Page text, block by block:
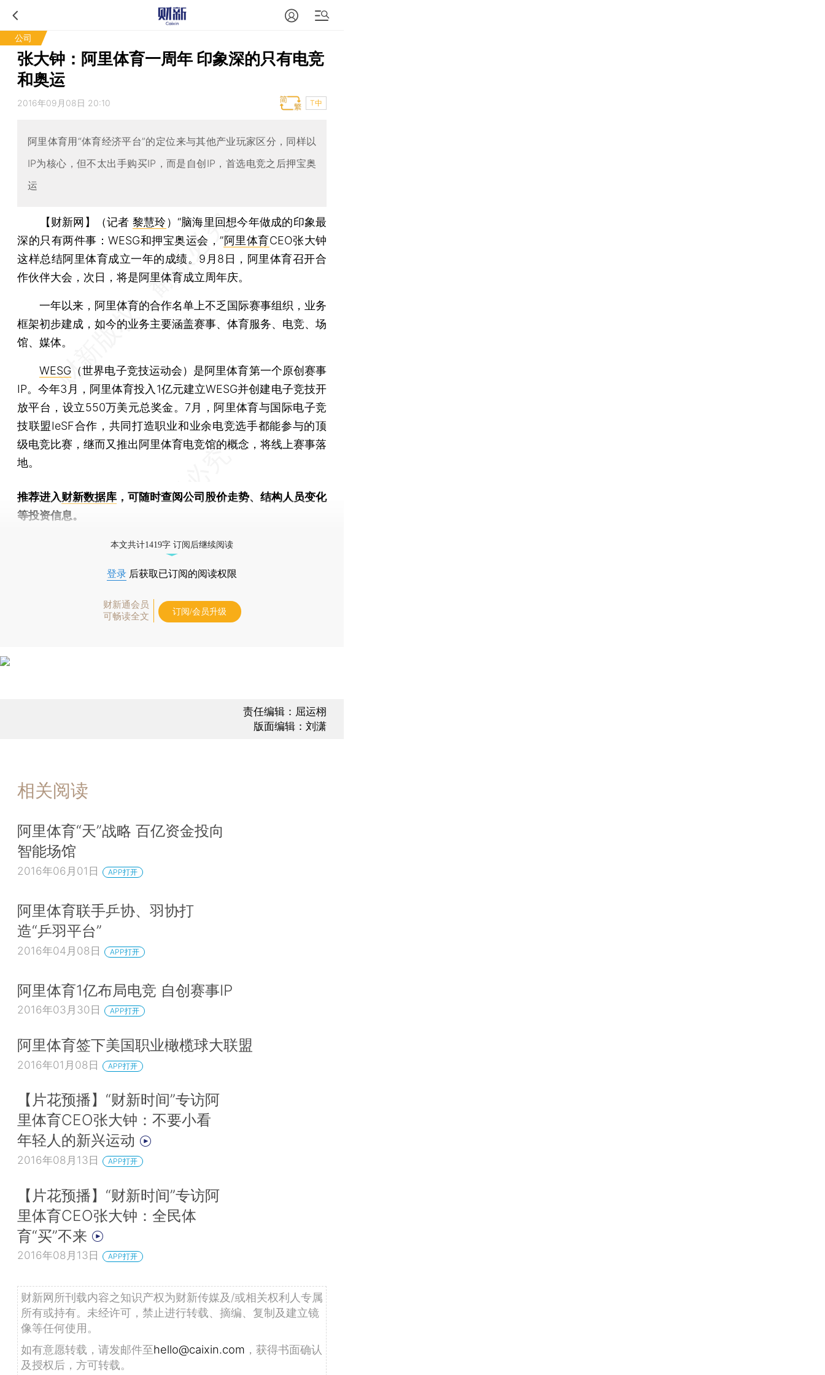
公司
张大钟：阿里体育一周年 印象深的只有电竞
和奥运
2016年09月08日 20:10 T中
阿里体育用“体育经济平台”的定位来与其他产业玩家区分，同样以
IP为核心，但不太出手购买IP，而是自创IP，首选电竞之后押宝奥
运
【财新网】（记者 黎慧玲 ） “脑海里回想今年做成的印象最
深的只有两件事：WESG和押宝奥运会，”阿里体育CEO张大钟
这样总结阿里体育成立一年的成绩。9月8日，阿里体育召开合
作伙伴大会，次日，将是阿里体育成立周年庆。
一年以来，阿里体育的合作名单上不乏国际赛事组织，业务
框架初步建成，如今的业务主要涵盖赛事、体育服务、电竞、场
馆、媒体。
WESG （世界电子竞技运动会）是阿里体育第一个原创赛事
IP。今年3月，阿里体育投入1亿元建立WESG并创建电子竞技开
放平台，设立550万美元总奖金。7月，阿里体育与国际电子竞
技联盟IeSF合作，共同打造职业和业余电竞选手都能参与的顶
级电竞比赛，继而又推出阿里体育电竞馆的概念，将线上赛事落
地。
推荐进入财新数据库 ，可随时查阅公司股价走势、结构人员变化
等投资信息。
本文共计1419字 订阅后继续阅读
登录 后获取已订阅的阅读权限
财新通会员
可畅读全文
订阅/会员升级
责任编辑：屈运栩
版面编辑：刘潇
相关阅读
阿里体育“天”战略 百亿资金投向
智能场馆
2016年06月01日 APP打开
阿里体育联手乒协、羽协打
造“乒羽平台”
2016年04月08日 APP打开
阿里体育1亿布局电竞 自创赛事IP
2016年03月30日 APP打开
阿里体育签下美国职业橄榄球大联盟
2016年01月08日 APP打开
【片花预播】“财新时间”专访阿
里体育CEO张大钟：不要小看
年轻人的新兴运动
2016年08月13日 APP打开
【片花预播】“财新时间”专访阿
里体育CEO张大钟：全民体
育“买”不来
2016年08月13日 APP打开
财新网所刊载内容之知识产权为财新传媒及/或相关权利人专属
所有或持有。未经许可，禁止进行转载、摘编、复制及建立镜
像等任何使用。
如有意愿转载，请发邮件至hello@caixin.com ，获得书面确认
及授权后，方可转载。